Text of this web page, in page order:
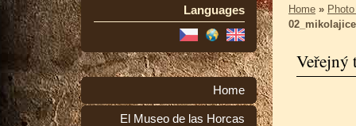
Languages
Home
El Museo de las Horcas
Home »
Veřejný